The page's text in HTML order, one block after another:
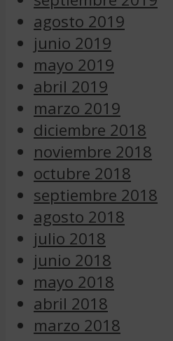
agosto 2019
junio 2019
mayo 2019
abril 2019
marzo 2019
diciembre 2018
noviembre 2018
octubre 2018
septiembre 2018
agosto 2018
julio 2018
junio 2018
mayo 2018
abril 2018
marzo 2018